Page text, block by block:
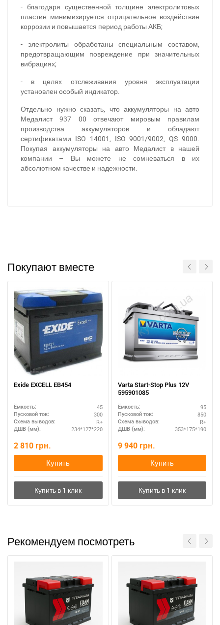
- благодаря существенной толщине электролитовых
пластин минимизируется отрицательное воздействие
коррозии и повышается период работы АКБ;
- электролиты обработаны специальным составом,
предотвращающим повреждение при значительных
вибрациях;
- в целях отслеживания уровня эксплуатации
установлен особый индикатор.
Отдельно нужно сказать, что аккумуляторы на авто
Медалист 937 00 отвечают мировым правилам
производства аккумуляторов и обладают
сертификатами ISO 14001, ISO 9001/9002, QS 9000.
Покупая аккумуляторы на авто Медалист в нашей
компании – Вы можете не сомневаться в их
абсолютном качестве и надежности.
Покупают вместе
Exide EXCELL EB454
Ёмкость: 45
Пусковой ток: 300
Схема выводов: R+
ДШВ (мм): 234*127*220
2 810 грн.
Купить
Varta Start-Stop Plus 12V
595901085
Ёмкость: 95
Пусковой ток: 850
Схема выводов: R+
ДШВ (мм): 353*175*190
9 940 грн.
Купить
Рекомендуем посмотреть
При отсутствии связи - пишите, звоните в Viber /
Telegram (093) 600-51-11